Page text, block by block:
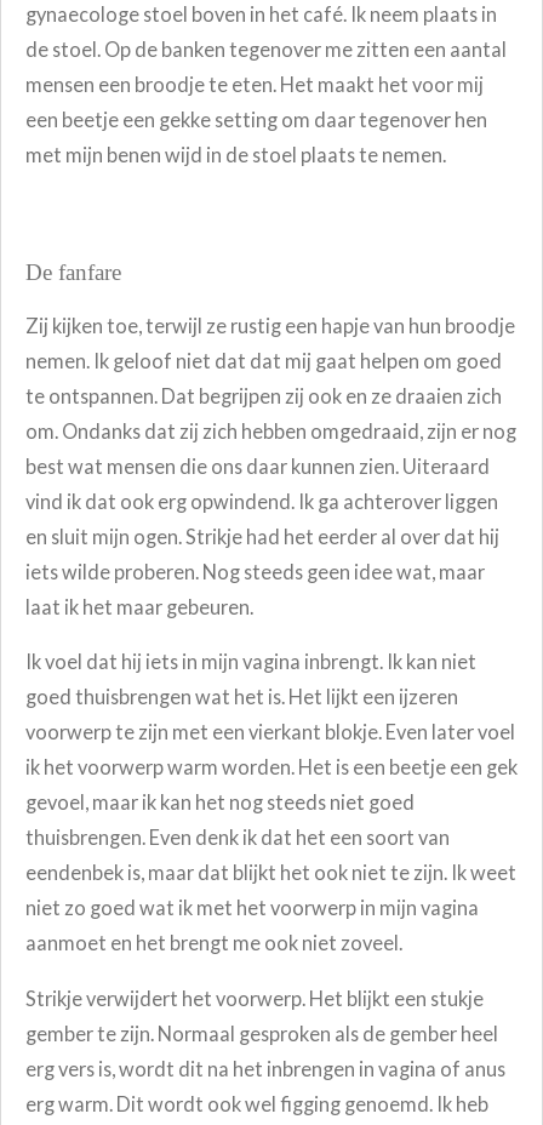
gynaecologe stoel boven in het café. Ik neem plaats in
de stoel. Op de banken tegenover me zitten een aantal
mensen een broodje te eten. Het maakt het voor mij
een beetje een gekke setting om daar tegenover hen
met mijn benen wijd in de stoel plaats te nemen.
De fanfare
Zij kijken toe, terwijl ze rustig een hapje van hun broodje
nemen. Ik geloof niet dat dat mij gaat helpen om goed
te ontspannen. Dat begrijpen zij ook en ze draaien zich
om. Ondanks dat zij zich hebben omgedraaid, zijn er nog
best wat mensen die ons daar kunnen zien. Uiteraard
vind ik dat ook erg opwindend. Ik ga achterover liggen
en sluit mijn ogen. Strikje had het eerder al over dat hij
iets wilde proberen. Nog steeds geen idee wat, maar
laat ik het maar gebeuren.
Ik voel dat hij iets in mijn vagina inbrengt. Ik kan niet
goed thuisbrengen wat het is. Het lijkt een ijzeren
voorwerp te zijn met een vierkant blokje. Even later voel
ik het voorwerp warm worden. Het is een beetje een gek
gevoel, maar ik kan het nog steeds niet goed
thuisbrengen. Even denk ik dat het een soort van
eendenbek is, maar dat blijkt het ook niet te zijn. Ik weet
niet zo goed wat ik met het voorwerp in mijn vagina
aanmoet en het brengt me ook niet zoveel.
Strikje verwijdert het voorwerp. Het blijkt een stukje
gember te zijn. Normaal gesproken als de gember heel
erg vers is, wordt dit na het inbrengen in vagina of anus
erg warm. Dit wordt ook wel figging genoemd. Ik heb